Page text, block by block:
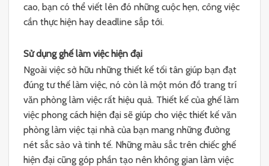
cao, bạn có thể viết lên đó những cuộc hẹn, công việc
cần thực hiện hay deadline sắp tới.
Sử dụng ghế làm việc hiện đại
Ngoài việc sở hữu những thiết kế tối tân giúp bạn đạt
đúng tư thế làm việc, nó còn là một món đồ trang trí
văn phòng làm việc rất hiệu quả. Thiết kế của ghế làm
việc phong cách hiện đại sẽ giúp cho việc thiết kế văn
phòng làm việc tại nhà của bạn mang những đường
nét sắc sảo và tinh tế. Những màu sắc trên chiếc ghế
hiện đại cũng góp phần tạo nên không gian làm việc